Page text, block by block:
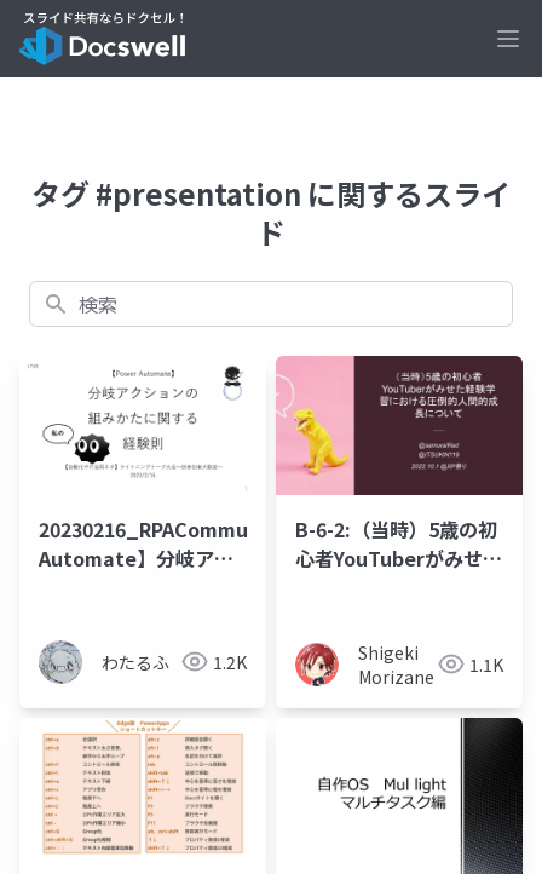
タグ #presentation に関するスライ
ド
検索
20230216_RPACommunity_【Power
Automate】分岐アク
わたるふ 1.2K
B-6-2:（当時）5歳の初
心者YouTuberがみせた
Shigeki
Morizane
1.1K